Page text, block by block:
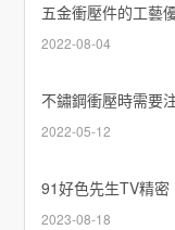
五金衝壓件的工藝
2022-08-04
不鏽鋼衝壓時需要
2022-05-12
2023-08-18